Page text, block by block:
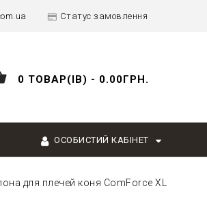
Статус замовлення
0 ТОВАР(ІВ) - 0.00ГРН.
ОСОБИСТИЙ КАБІНЕТ
для плечей коня ComForce XL